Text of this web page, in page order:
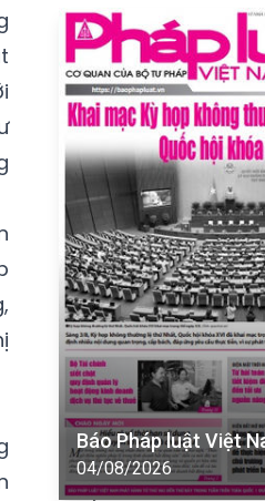
Báo Pháp luật Việt
04/08/2026